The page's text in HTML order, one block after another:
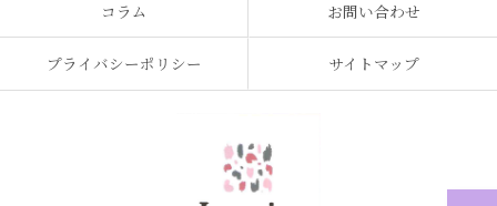
コラム お問い合わせ
プライバシーポリシー サイトマップ